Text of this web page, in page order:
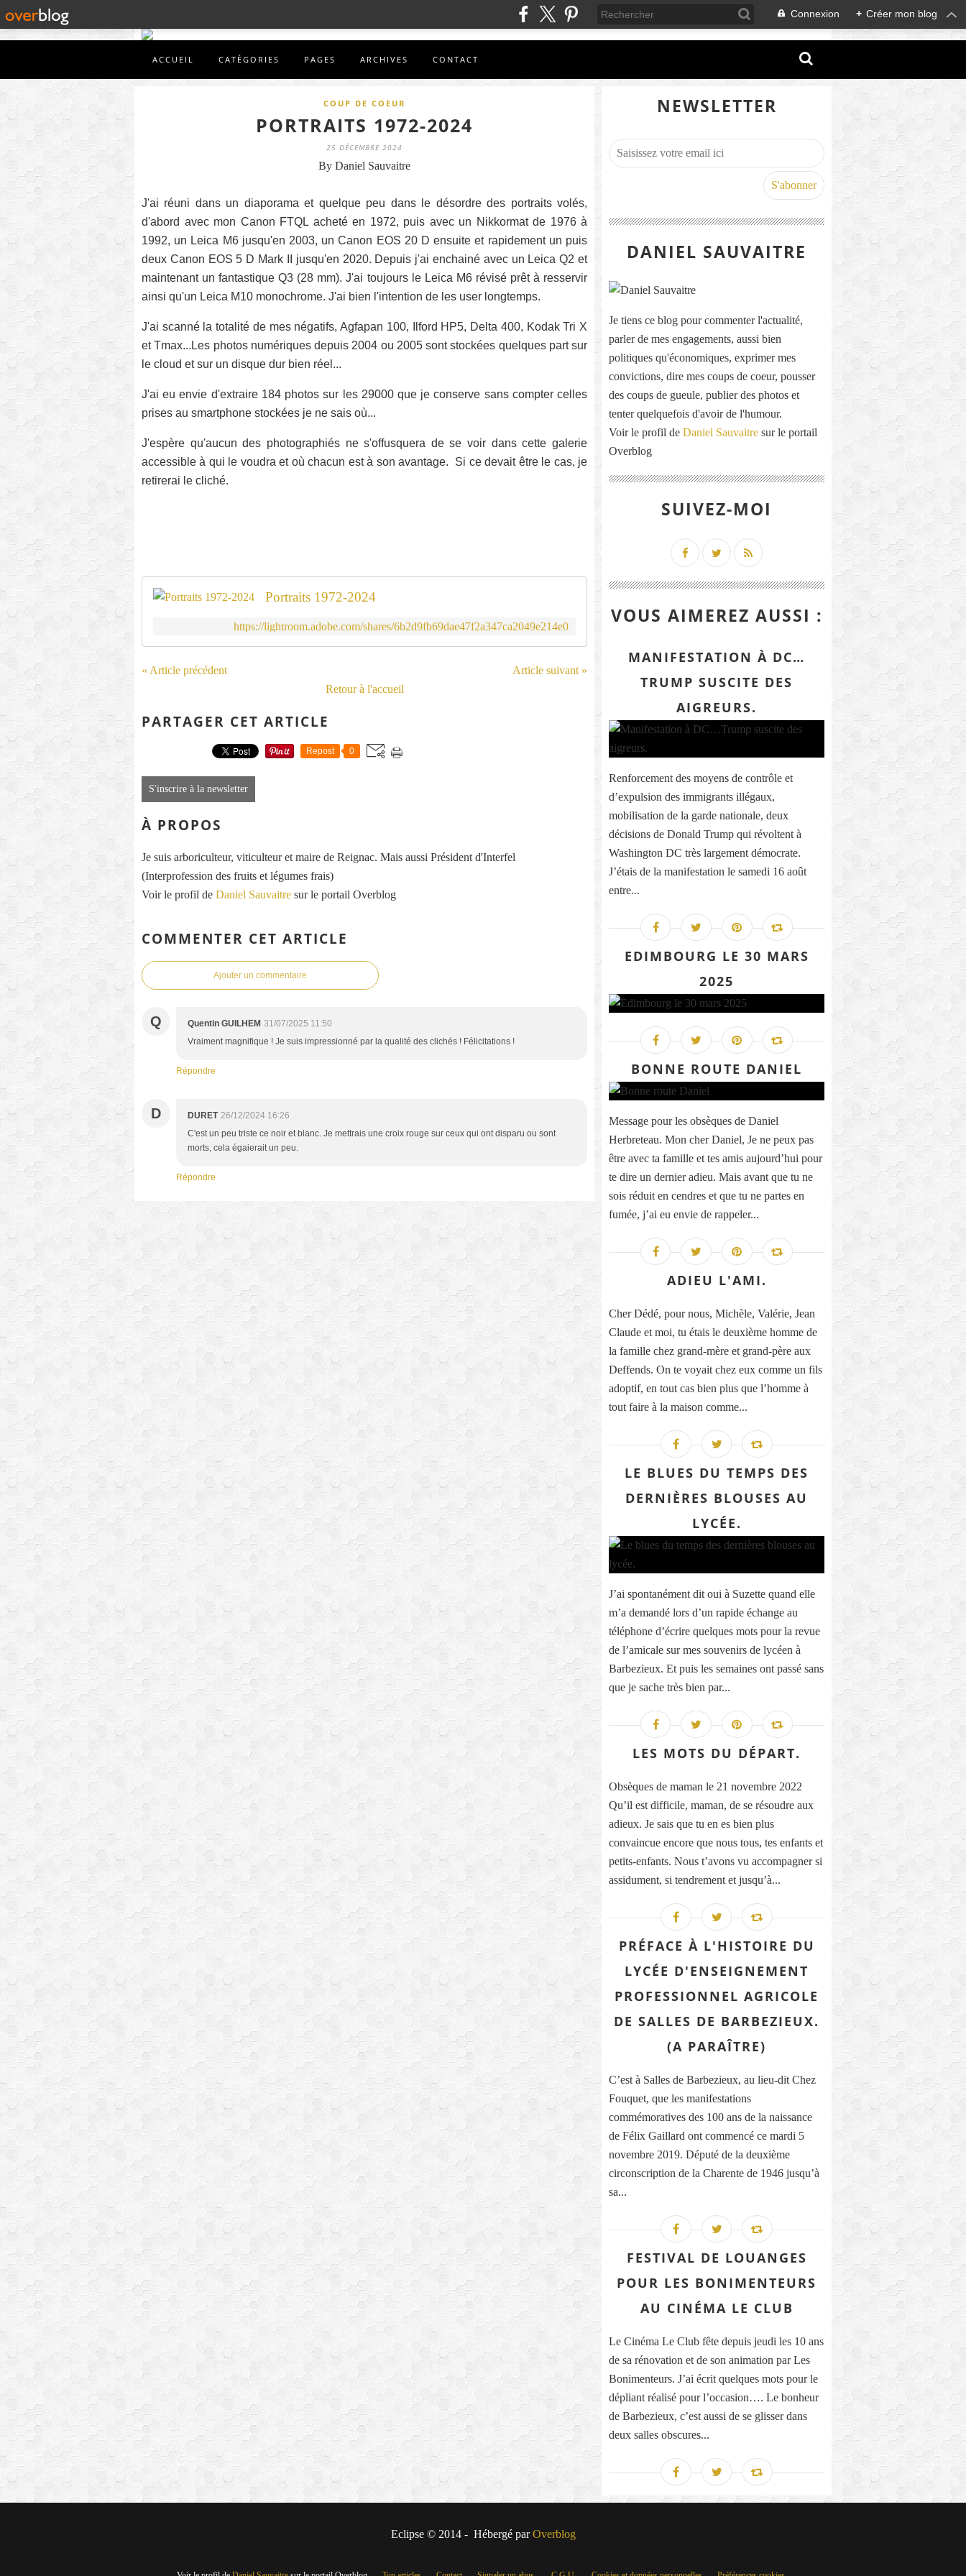
Connexion + Créer mon blog
ACCUEIL CATÉGORIES PAGES ARCHIVES CONTACT
COUP DE COEUR
PORTRAITS 1972-2024
25 DÉCEMBRE 2024
By Daniel Sauvaitre
J'ai réuni dans un diaporama et quelque peu dans le désordre des portraits volés,
d'abord avec mon Canon FTQL acheté en 1972, puis avec un Nikkormat de 1976 à
1992, un Leica M6 jusqu'en 2003, un Canon EOS 20 D ensuite et rapidement un puis
deux Canon EOS 5 D Mark II jusqu'en 2020. Depuis j'ai enchainé avec un Leica Q2 et
maintenant un fantastique Q3 (28 mm). J'ai toujours le Leica M6 révisé prêt à resservir
ainsi qu'un Leica M10 monochrome. J'ai bien l'intention de les user longtemps.
J'ai scanné la totalité de mes négatifs, Agfapan 100, Ilford HP5, Delta 400, Kodak Tri X
et Tmax...Les photos numériques depuis 2004 ou 2005 sont stockées quelques part sur
le cloud et sur un disque dur bien réel...
J'ai eu envie d'extraire 184 photos sur les 29000 que je conserve sans compter celles
prises au smartphone stockées je ne sais où...
J'espère qu'aucun des photographiés ne s'offusquera de se voir dans cette galerie
accessible à qui le voudra et où chacun est à son avantage. Si ce devait être le cas, je
retirerai le cliché.
Portraits 1972-2024
https://lightroom.adobe.com/shares/6b2d9fb69dae47f2a347ca2049e214e0
« Article précédent
Article suivant »
Retour à l'accueil
PARTAGER CET ARTICLE
Repost 0
S'inscrire à la newsletter
À PROPOS
Je suis arboriculteur, viticulteur et maire de Reignac. Mais aussi Président d'Interfel
(Interprofession des fruits et légumes frais)
Voir le profil de Daniel Sauvaitre sur le portail Overblog
COMMENTER CET ARTICLE
Ajouter un commentaire
Q Quentin GUILHEM 31/07/2025 11:50
Vraiment magnifique ! Je suis impressionné par la qualité des clichés ! Félicitations !
Répondre
D DURET 26/12/2024 16:26
C'est un peu triste ce noir et blanc. Je mettrais une croix rouge sur ceux qui ont disparu ou sont
morts, cela égaierait un peu.
Répondre
NEWSLETTER
DANIEL SAUVAITRE
Je tiens ce blog pour commenter l'actualité,
parler de mes engagements, aussi bien
politiques qu'économiques, exprimer mes
convictions, dire mes coups de coeur, pousser
des coups de gueule, publier des photos et
tenter quelquefois d'avoir de l'humour.
Voir le profil de Daniel Sauvaitre sur le portail
Overblog
SUIVEZ-MOI
VOUS AIMEREZ AUSSI :
MANIFESTATION À DC…
TRUMP SUSCITE DES
AIGREURS.
Renforcement des moyens de contrôle et
d’expulsion des immigrants illégaux,
mobilisation de la garde nationale, deux
décisions de Donald Trump qui révoltent à
Washington DC très largement démocrate.
J’étais de la manifestation le samedi 16 août
entre...
EDIMBOURG LE 30 MARS
2025
BONNE ROUTE DANIEL
Message pour les obsèques de Daniel
Herbreteau. Mon cher Daniel, Je ne peux pas
être avec ta famille et tes amis aujourd’hui pour
te dire un dernier adieu. Mais avant que tu ne
sois réduit en cendres et que tu ne partes en
fumée, j’ai eu envie de rappeler...
ADIEU L'AMI.
Cher Dédé, pour nous, Michèle, Valérie, Jean
Claude et moi, tu étais le deuxième homme de
la famille chez grand-mère et grand-père aux
Deffends. On te voyait chez eux comme un fils
adoptif, en tout cas bien plus que l’homme à
tout faire à la maison comme...
LE BLUES DU TEMPS DES
DERNIÈRES BLOUSES AU
LYCÉE.
J’ai spontanément dit oui à Suzette quand elle
m’a demandé lors d’un rapide échange au
téléphone d’écrire quelques mots pour la revue
de l’amicale sur mes souvenirs de lycéen à
Barbezieux. Et puis les semaines ont passé sans
que je sache très bien par...
LES MOTS DU DÉPART.
Obsèques de maman le 21 novembre 2022
Qu’il est difficile, maman, de se résoudre aux
adieux. Je sais que tu en es bien plus
convaincue encore que nous tous, tes enfants et
petits-enfants. Nous t’avons vu accompagner si
assidument, si tendrement et jusqu’à...
PRÉFACE À L'HISTOIRE DU
LYCÉE D'ENSEIGNEMENT
PROFESSIONNEL AGRICOLE
DE SALLES DE BARBEZIEUX.
(A PARAÎTRE)
C’est à Salles de Barbezieux, au lieu-dit Chez
Fouquet, que les manifestations
commémoratives des 100 ans de la naissance
de Félix Gaillard ont commencé ce mardi 5
novembre 2019. Député de la deuxième
circonscription de la Charente de 1946 jusqu’à
sa...
FESTIVAL DE LOUANGES
POUR LES BONIMENTEURS
AU CINÉMA LE CLUB
Le Cinéma Le Club fête depuis jeudi les 10 ans
de sa rénovation et de son animation par Les
Bonimenteurs. J’ai écrit quelques mots pour le
dépliant réalisé pour l’occasion…. Le bonheur
de Barbezieux, c’est aussi de se glisser dans
deux salles obscures...
Eclipse © 2014 - Hébergé parOverblog